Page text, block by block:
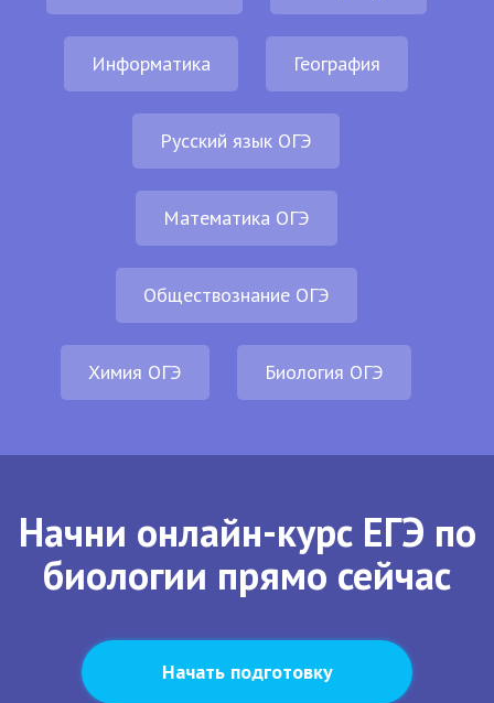
Информатика География
Русский язык ОГЭ
Математика ОГЭ
Обществознание ОГЭ
Химия ОГЭ Биология ОГЭ
Начни онлайн-курс ЕГЭ по
биологии прямо сейчас
Начать подготовку